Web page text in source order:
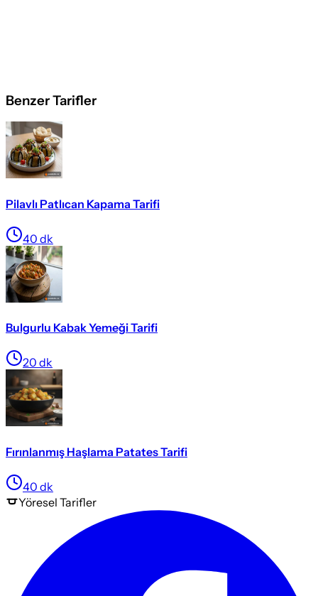
Benzer Tarifler
Pilavlı Patlıcan Kapama Tarifi
40 dk
Bulgurlu Kabak Yemeği Tarifi
20 dk
Fırınlanmış Haşlama Patates Tarifi
40 dk
Yöresel Tarifler